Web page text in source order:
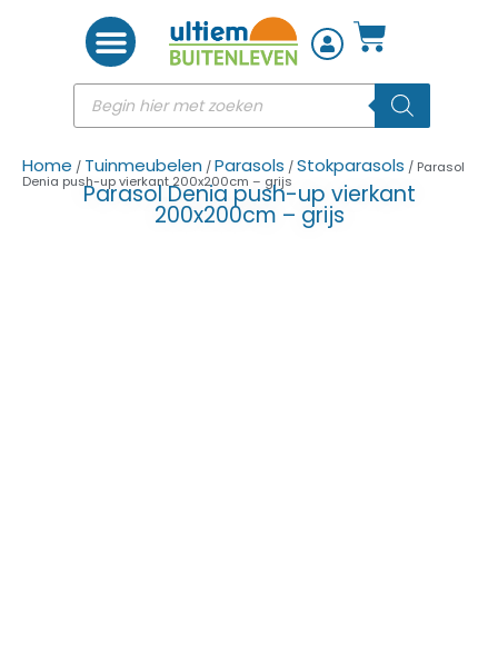
Home / Tuinmeubelen /Parasols /Stokparasols / Parasol
Denia push-up vierkant 200x200cm – grijs
Parasol Denia push-up vierkant
200x200cm – grijs